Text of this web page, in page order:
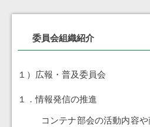
委員会組織紹介
１）広報・普及委員会
１．情報発信の推進
コンテナ部会の活動内容